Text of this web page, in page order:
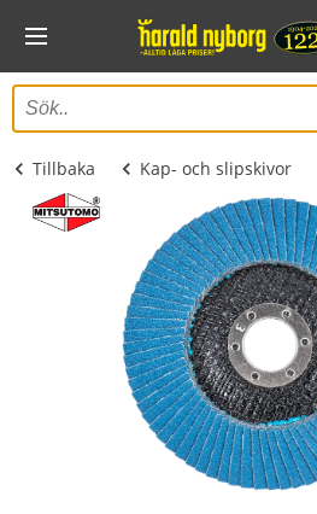
Tillbaka Kap- och slipskivor